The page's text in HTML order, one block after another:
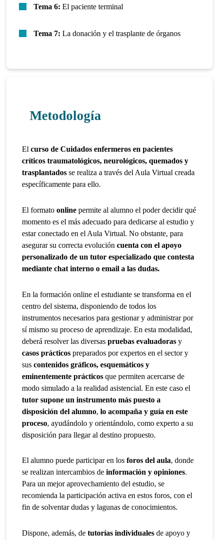
Tema 6: El paciente terminal
Tema 7: La donación y el trasplante de órganos
Metodología
Elcurso de Cuidados enfermeros en pacientes
críticos traumatológicos, neurológicos, quemados y
trasplantados se realiza a través del Aula Virtual creada
específicamente para ello.
El formato online permite al alumno el poder decidir qué
momento es el más adecuado para dedicarse al estudio y
estar conectado en el Aula Virtual. No obstante, para
asegurar su correcta evolución cuenta con el apoyo
personalizado de un tutor especializado que contesta
mediante chat interno o email a las dudas.
En la formación online el estudiante se transforma en el
centro del sistema, disponiendo de todos los
instrumentos necesarios para gestionar y administrar por
sí mismo su proceso de aprendizaje. En esta modalidad,
deberá resolver las diversaspruebas evaluadoras y
casos prácticospreparados por expertos en el sector y
suscontenidos gráficos, esquemáticos y
eminentemente prácticos que permiten acercarse de
modo simulado a la realidad asistencial. En este caso el
tutor supone un instrumento más puesto a
disposición del alumno,lo acompaña y guía en este
proceso, ayudándolo y orientándolo, como experto a su
disposición para llegar al destino propuesto.
El alumno puede participar en losforos del aula, donde
se realizan intercambios deinformación y opiniones.
Para un mejor aprovechamiento del estudio, se
recomienda la participación activa en estos foros, con el
fin de solventar dudas y lagunas de conocimientos.
Dispone, además, detutorías individuales de apoyo y